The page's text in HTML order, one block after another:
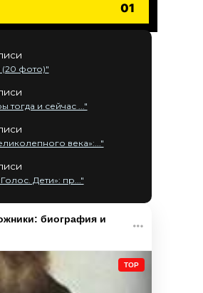
01
фото)"
тогда и сейчас ..."
века»:..."
Дети»: пр..."
биография и
TOP